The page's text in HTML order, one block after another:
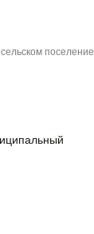
поселение